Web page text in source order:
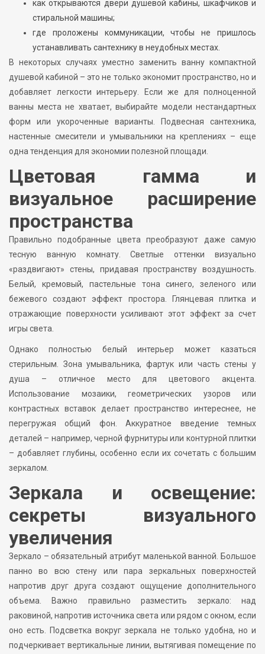
как открываются двери душевой кабины, шкафчиков и
стиральной машины;
где проложены коммуникации, чтобы не пришлось
устанавливать сантехнику в неудобных местах.
В некоторых случаях уместно заменить ванну компактной
душевой кабиной – это не только экономит пространство, но и
добавляет легкости интерьеру. Если же для полноценной
ванны места не хватает, выбирайте модели нестандартных
форм или укороченные варианты. Подвесная сантехника,
настенные смесители и умывальники на креплениях – еще
одна тенденция для экономии полезной площади.
Цветовая гамма и
визуальное расширение
пространства
Правильно подобранные цвета преобразуют даже самую
тесную ванную комнату. Светлые оттенки визуально
«раздвигают» стены, придавая пространству воздушность.
Белый, кремовый, пастельные тона синего, зеленого или
бежевого создают эффект простора. Глянцевая плитка и
отражающие поверхности усиливают этот эффект за счет
игры света.
Однако полностью белый интерьер может казаться
стерильным. Зона умывальника, фартук или часть стены у
душа – отличное место для цветового акцента.
Использование мозаики, геометрических узоров или
контрастных вставок делает пространство интереснее, не
перегружая общий фон. Аккуратное введение темных
деталей – например, черной фурнитуры или контурной плитки
– добавляет глубины, особенно если их сочетать с большим
зеркалом.
Зеркала и освещение:
секреты визуального
увеличения
Зеркало – обязательный атрибут маленькой ванной. Большое
панно во всю стену или пара зеркальных поверхностей
напротив друг друга создают ощущение дополнительного
объема. Важно правильно разместить зеркало: над
раковиной, напротив источника света или рядом с окном, если
оно есть. Подсветка вокруг зеркала не только удобна, но и
подчеркивает вертикальные линии, вытягивая помещение по